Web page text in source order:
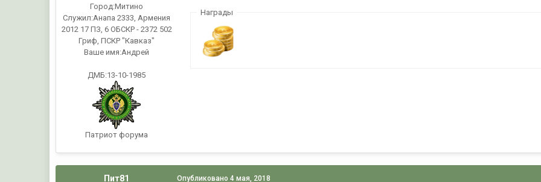
Город:Митино
Служил:Анапа 2333, Армения
2012 17 ПЗ, 6 ОБСКР - 2372 502
Гриф, ПСКР "Кавказ"
Ваше имя:Андрей
ДМБ:13-10-1985
Патриот форума
Награды
Пит81 Опубликовано4 мая, 2018